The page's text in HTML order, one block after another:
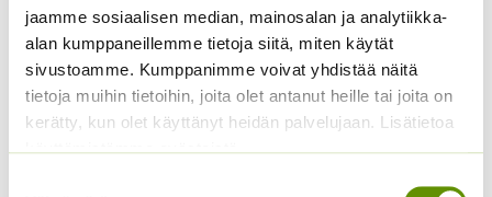
jaamme sosiaalisen median, mainosalan ja analytiikka-
alan kumppaneillemme tietoja siitä, miten käytät
sivustoamme. Kumppanimme voivat yhdistää näitä
tietoja muihin tietoihin, joita olet antanut heille tai joita on
kerätty, kun olet käyttänyt heidän palvelujaan. Lisätietoa
käyttämistämme evästeistä
3,00€ Sisältää arvonlisäveron
3,60€ Sisältää arvonlisäveron